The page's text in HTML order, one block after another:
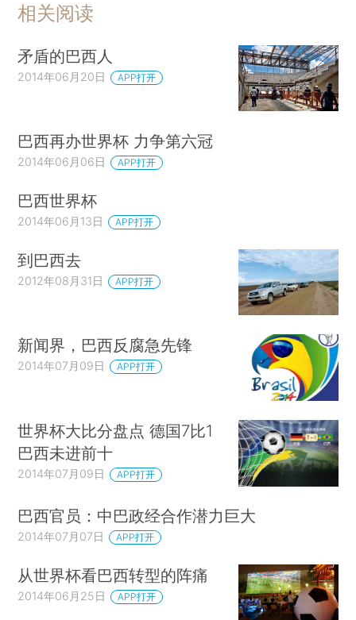
相关阅读
矛盾的巴西人
2014年06月20日 APP打开
巴西再办世界杯 力争第六冠
2014年06月06日 APP打开
巴西世界杯
2014年06月13日 APP打开
到巴西去
2012年08月31日 APP打开
新闻界，巴西反腐急先锋
2014年07月09日 APP打开
世界杯大比分盘点 德国7比1
巴西未进前十
2014年07月09日 APP打开
巴西官员：中巴政经合作潜力巨大
2014年07月07日 APP打开
从世界杯看巴西转型的阵痛
2014年06月25日 APP打开